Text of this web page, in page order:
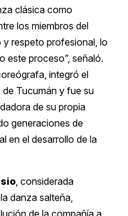
clásica como
los miembros del
respeto profesional, lo
este proceso”, señaló.
integró el
de Tucumán y fue su
de su propia
generaciones de
en el desarrollo de la
, considerada
danza salteña,
de la compañía a